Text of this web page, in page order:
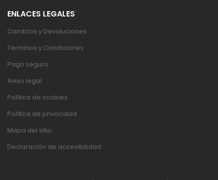
ENLACES LEGALES
Cambíos y Devoluciones
Términos y Condiciones
Pago seguro
Aviso legal
Política de cookies
Política de privacidad
Mapa del sitio
Declaración de accesibilidad